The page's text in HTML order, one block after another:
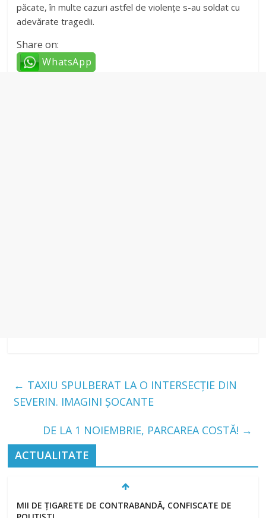
păcate, în multe cazuri astfel de violențe s-au soldat cu
adevărate tragedii.
Share on:
WhatsApp
← TAXIU SPULBERAT LA O INTERSECȚIE DIN
SEVERIN. IMAGINI ȘOCANTE
DE LA 1 NOIEMBRIE, PARCAREA COSTĂ! →
ACTUALITATE
MII DE ȚIGARETE DE CONTRABANDĂ, CONFISCATE DE